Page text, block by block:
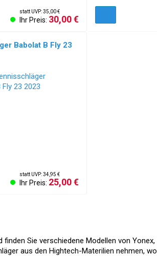
statt UVP: 35,00 €
Ihr Preis: 30,00 €
Babolat B Fly 23
statt UVP: 34,95 €
Ihr Preis: 25,00 €
Sie verschiedene Modellen von
aus den Hightech-Materilien nehmen,